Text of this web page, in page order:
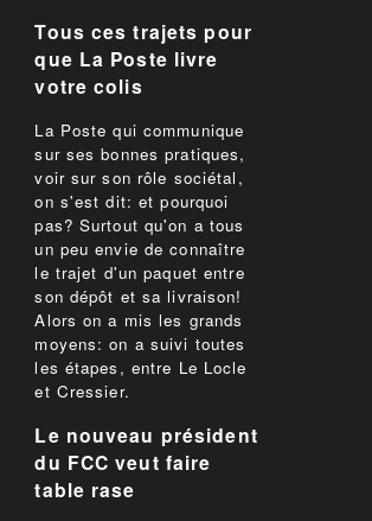
Tous ces trajets pour
que La Poste livre
votre colis
La Poste qui communique
sur ses bonnes pratiques,
voir sur son rôle sociétal,
on s'est dit: et pourquoi
pas? Surtout qu'on a tous
un peu envie de connaître
le trajet d'un paquet entre
son dépôt et sa livraison!
Alors on a mis les grands
moyens: on a suivi toutes
les étapes, entre Le Locle
et Cressier.
Le nouveau président
du FCC veut faire
table rase